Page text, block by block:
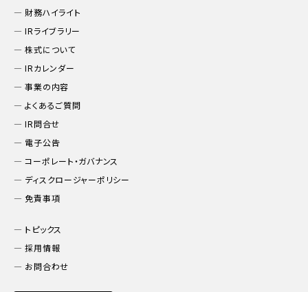
財務ハイライト
IRライブラリー
株式について
IRカレンダー
事業の内容
よくあるご質問
IR問合せ
電子公告
コーポレート・ガバナンス
ディスクロージャーポリシー
免責事項
トピックス
採用情報
お問合わせ